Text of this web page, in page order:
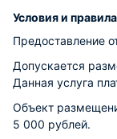
Условия и
Предоставление
Допускается
Данная услуга
Объект
5 000 рублей.